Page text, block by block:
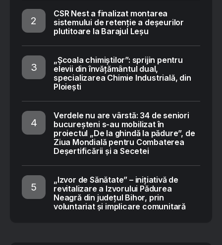
CSR Nest a finalizat montarea
sistemului de retenție a deșeurilor
plutitoare la Barajul Leșu
„Școala chimiștilor”: sprijin pentru
elevii din învățământul dual,
specializarea Chimie Industrială, din
Ploiești
Verdele nu are vârstă: 34 de seniori
bucureșteni s-au mobilizat în
proiectul „De la ghindă la pădure”, de
Ziua Mondială pentru Combaterea
Deșertificării și a Secetei
„Izvor de Sănătate” – inițiativă de
revitalizare a Izvorului Pădurea
Neagră din județul Bihor, prin
voluntariat și implicare comunitară